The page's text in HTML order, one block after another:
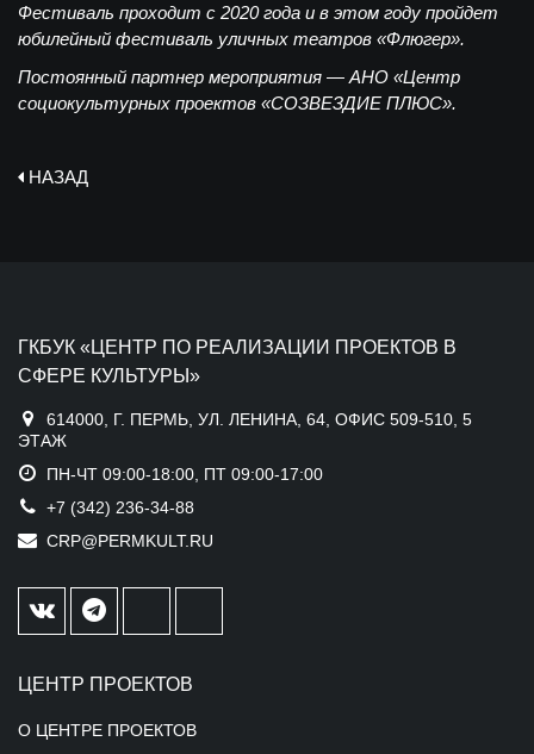
Фестиваль проходит с 2020 года и в этом году пройдет
юбилейный фестиваль уличных театров «Флюгер».
Постоянный партнер мероприятия — АНО «Центр
социокультурных проектов «СОЗВЕЗДИЕ ПЛЮС».
НАЗАД
ГКБУК «ЦЕНТР ПО РЕАЛИЗАЦИИ ПРОЕКТОВ В
СФЕРЕ КУЛЬТУРЫ»
614000, Г. ПЕРМЬ, УЛ. ЛЕНИНА, 64, ОФИС 509-510, 5
ЭТАЖ
ПН-ЧТ 09:00-18:00, ПТ 09:00-17:00
+7 (342) 236-34-88
CRP@PERMKULT.RU
ЦЕНТР ПРОЕКТОВ
О ЦЕНТРЕ ПРОЕКТОВ